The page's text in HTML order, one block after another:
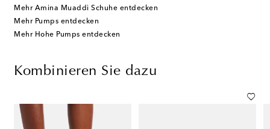
Mehr Amina Muaddi Schuhe entdecken
Mehr Pumps entdecken
Mehr Hohe Pumps entdecken
Kombinieren Sie dazu